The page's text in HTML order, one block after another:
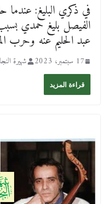
في ذكري البليغ: عندما
الفيصل بليغ حمدي
عبد الحليم عنه وحرب
17 سبتمبر، 2023 شهيرة
قراءة المزيد